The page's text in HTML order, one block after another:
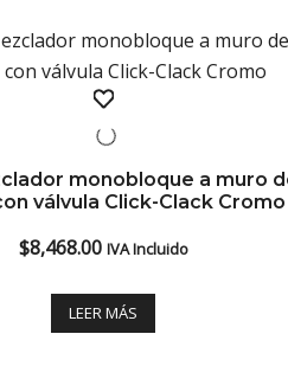
monobloque a muro
válvula Click-Clack Cromo
$8,468.00 IVA Incluido
LEER MÁS